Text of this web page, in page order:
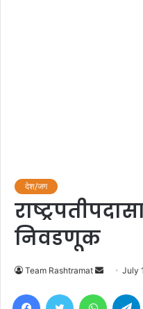
देश/जग
निवडणूक
Team Rashtramat
Send
email
July
FacebookTwitter